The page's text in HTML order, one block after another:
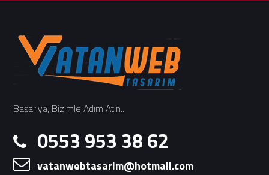
Başarıya, Bizimle Adım Atın..
0553 953 38 62
vatanwebtasarim@hotmail.com